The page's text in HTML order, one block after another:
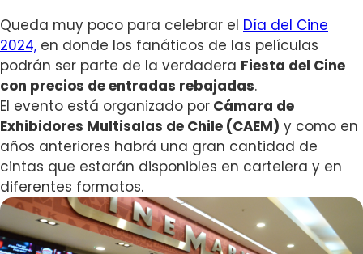
Queda muy poco para celebrar el Día del Cine
2024, en donde los fanáticos de las películas
podrán ser parte de la verdadera Fiesta del Cine
con precios de entradas rebajadas.
El evento está organizado por Cámara de
Exhibidores Multisalas de Chile (CAEM) y como en
años anteriores habrá una gran cantidad de
cintas que estarán disponibles en cartelera y en
diferentes formatos.